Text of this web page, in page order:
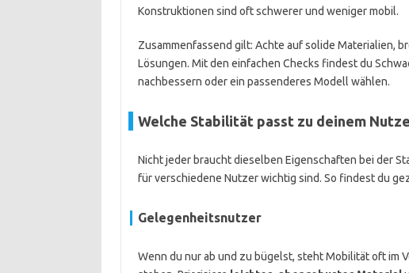
Konstruktionen sind oft schwerer und weniger mobil.
Zusammenfassend gilt: Achte auf solide Materialien,
Lösungen. Mit den einfachen Checks findest du
nachbessern oder ein passenderes Modell wählen.
Welche Stabilität passt zu deinem
Nicht jeder braucht dieselben Eigenschaften bei der
für verschiedene Nutzer wichtig sind. So findest du
Gelegenheitsnutzer
Wenn du nur ab und zu bügelst, steht Mobilität oft im